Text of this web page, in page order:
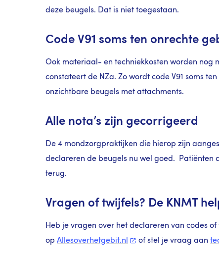
deze beugels. Dat is niet toegestaan.
Code V91 soms ten onrechte
Ook materiaal- en techniekkosten worden nog
constateert de NZa. Zo wordt code V91 soms
onzichtbare beugels met attachments.
Alle nota’s zijn gecorrigeerd
De 4 mondzorgpraktijken die hierop zijn
declareren de beugels nu wel goed. Patiënten
terug.
Vragen of twijfels? De KNMT
Heb je vragen over het declareren van codes
op Allesoverhetgebit.nl of stel je vraag aan